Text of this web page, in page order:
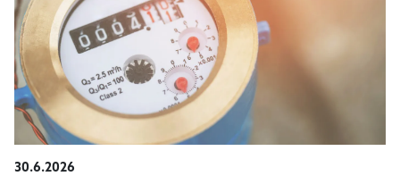
30.6.2026